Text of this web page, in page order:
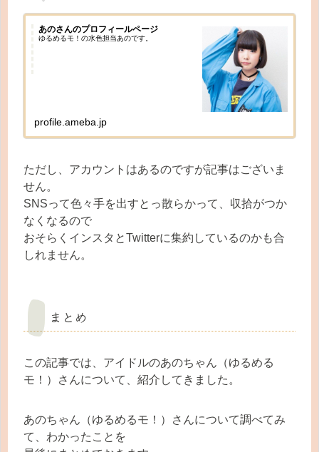
あのさんのプロフィールページ
ゆるめるモ！の水色担当あのです。
profile.ameba.jp
ただし、アカウントはあるのですが記事はございま
せん。
SNSって色々手を出すとっ散らかって、収拾がつか
なくなるので
おそらくインスタとTwitterに集約しているのかも合
しれません。
まとめ
この記事では、アイドルのあのちゃん（ゆるめる
モ！）さんについて、紹介してきました。
あのちゃん（ゆるめるモ！）さんについて調べてみ
て、わかったことを